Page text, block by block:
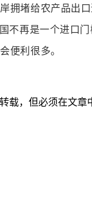
拥堵给农产品出
不再是一个进口
便利很多。
载，但必须在文章